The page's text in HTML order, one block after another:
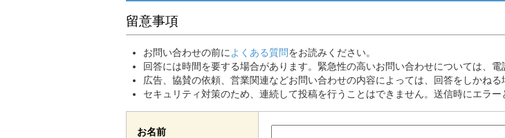
留意事項
お問い合わせの前に よくある質問をお読みください。
回答には時間を要する場合があります。緊急性の高いお問い合わせについては、電
広告、協賛の依頼、営業関連などお問い合わせの内容によっては、回答をしかねる
セキュリティ対策のため、連続して投稿を行うことはできません。送信時にエラ
お名前